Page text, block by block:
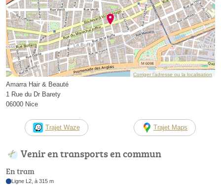
Corriger l’adresse ou la localisation
Amarra Hair & Beauté
1 Rue du Dr Barety
06000 Nice
Trajet Waze Trajet Maps
Venir en transports en commun
En tram
Ligne L2, à 315 m